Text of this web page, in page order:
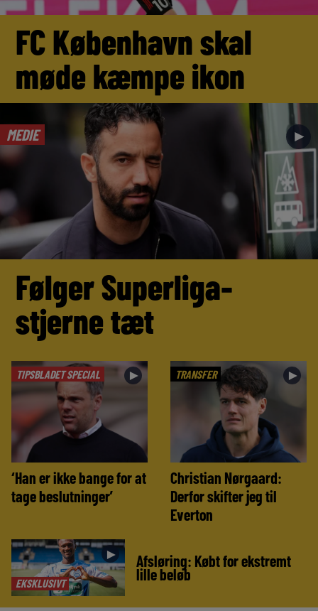
FC København skal
møde kæmpe ikon
MEDIE ►
Følger Superliga-
stjerne tæt
TIPSBLADET SPECIAL ►
‘Han er ikke bange for at
tage beslutninger’
TRANSFER ►
Christian Nørgaard:
Derfor skifter jeg til
Everton
EKSKLUSIVT
► Afsløring: Købt for ekstremt
lille beløb